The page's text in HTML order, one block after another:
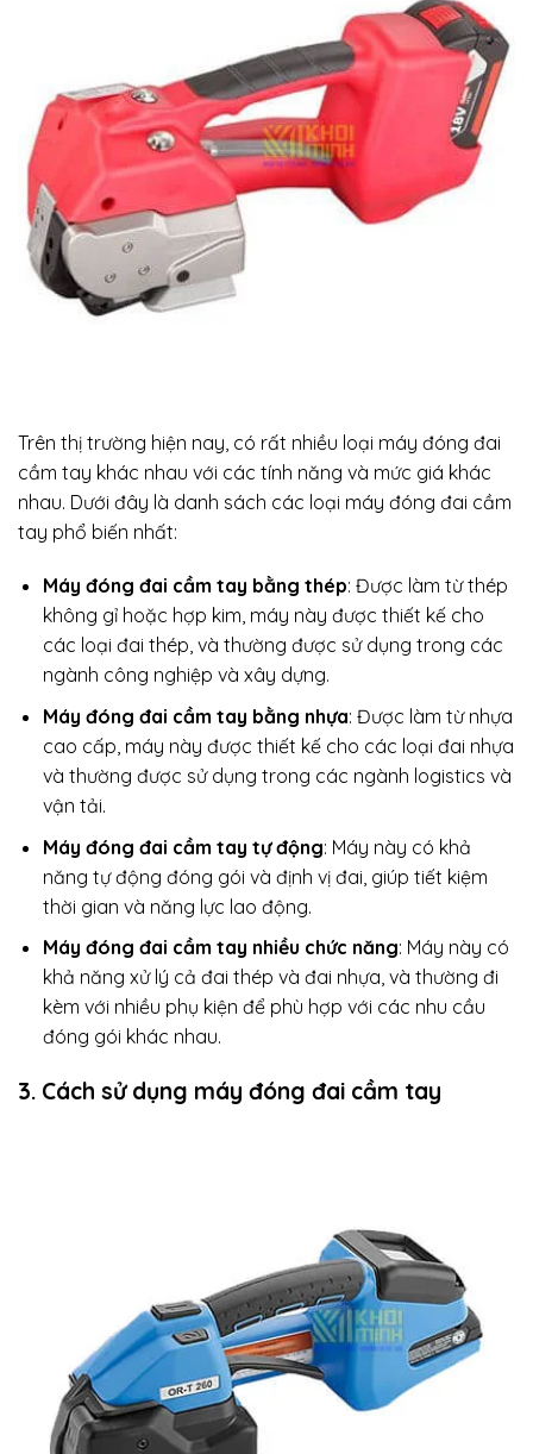
Trên thị trường hiện nay, có rất nhiều loại máy đóng đai
cầm tay khác nhau với các tính năng và mức giá khác
nhau. Dưới đây là danh sách các loại máy đóng đai cầm
tay phổ biến nhất:
Máy đóng đai cầm tay bằng thép: Được làm từ thép
không gỉ hoặc hợp kim, máy này được thiết kế cho
các loại đai thép, và thường được sử dụng trong các
ngành công nghiệp và xây dựng.
Máy đóng đai cầm tay bằng nhựa: Được làm từ nhựa
cao cấp, máy này được thiết kế cho các loại đai nhựa
và thường được sử dụng trong các ngành logistics và
vận tải.
Máy đóng đai cầm tay tự động: Máy này có khả
năng tự động đóng gói và định vị đai, giúp tiết kiệm
thời gian và năng lực lao động.
Máy đóng đai cầm tay nhiều chức năng: Máy này có
khả năng xử lý cả đai thép và đai nhựa, và thường đi
kèm với nhiều phụ kiện để phù hợp với các nhu cầu
đóng gói khác nhau.
3. Cách sử dụng máy đóng đai cầm tay